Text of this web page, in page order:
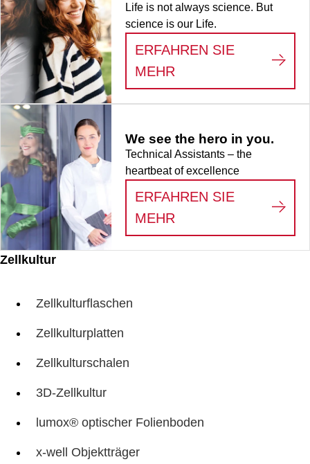
Zellkultur
Zellkulturflaschen
Zellkulturplatten
Zellkulturschalen
3D-Zellkultur
lumox® optischer Folienboden
x-well Objektträger
Life is not always science. But
science is our Life.
ERFAHREN SIE
MEHR
We see the hero in you.
Technical Assistants – the
heartbeat of excellence
ERFAHREN SIE
MEHR
WE SEE THE